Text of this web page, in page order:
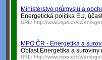
Ministerstvo průmyslu a
Energetická politika EU,
URL: http://www.mpo.cz/cz/
MPO ČR - Energetika a
Oblast Energetika a
URL: http://www.mpo.cz/cz/